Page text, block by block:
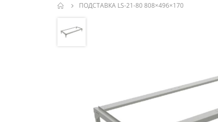
ПОДСТАВКА LS-21-80 808×496×170
и
перейти